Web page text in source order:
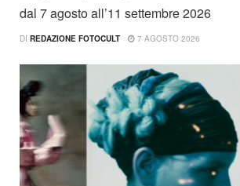
dal 7 agosto all’11 settembre 2026
DI REDAZIONE FOTOCULT 7 AGOSTO 2026